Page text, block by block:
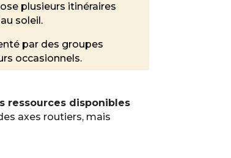
plusieurs itinéraires
soleil.
par des groupes
occasionnels.
ressources disponibles
axes routiers, mais